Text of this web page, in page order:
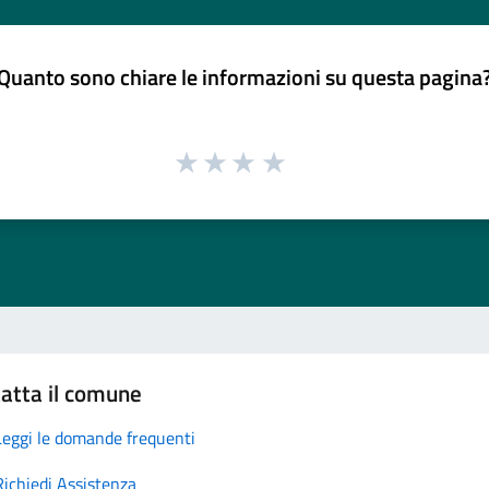
sono chiare le informazioni su questa
il comune
le domande frequenti
Assistenza